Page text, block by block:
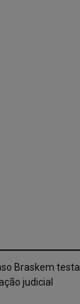
Braskem
judicial